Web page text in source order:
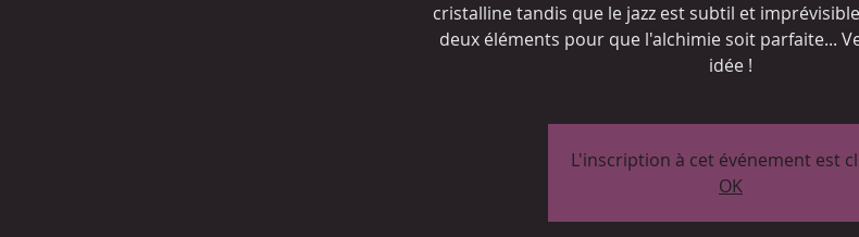
cristalline tandis que le jazz est subtil et
deux éléments pour que l'alchimie soit parfaite...
idée !
L'inscription à cet événement est
OK